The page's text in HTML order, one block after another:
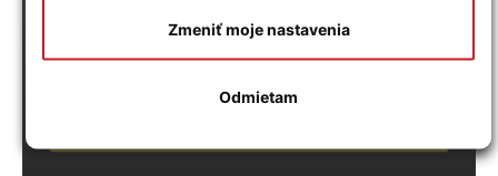
Odmietam
Zmeniť moje nastavenia
CENOVÉ BOMBY :-)